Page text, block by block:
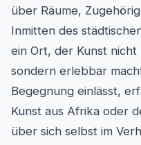
über Räume,
Inmitten des
ein Ort, der Kunst
sondern erlebbar
Begegnung einlässt,
Kunst aus Afrika oder
über sich selbst im